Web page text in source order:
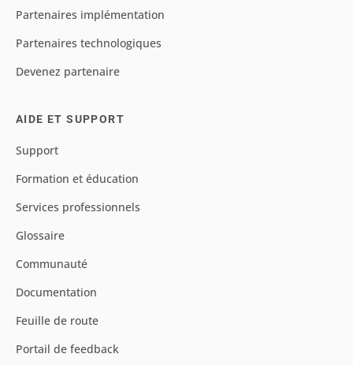
Partenaires implémentation
Partenaires technologiques
Devenez partenaire
AIDE ET SUPPORT
Support
Formation et éducation
Services professionnels
Glossaire
Communauté
Documentation
Feuille de route
Portail de feedback